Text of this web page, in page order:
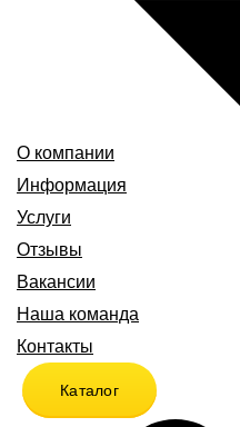
О компании
Информация
Услуги
Отзывы
Вакансии
Наша команда
Контакты
Каталог